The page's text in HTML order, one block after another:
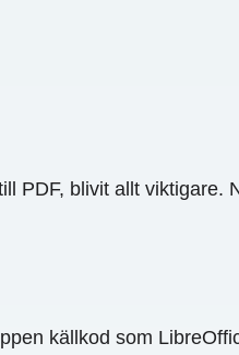
PDF, blivit allt viktigare.
källkod som